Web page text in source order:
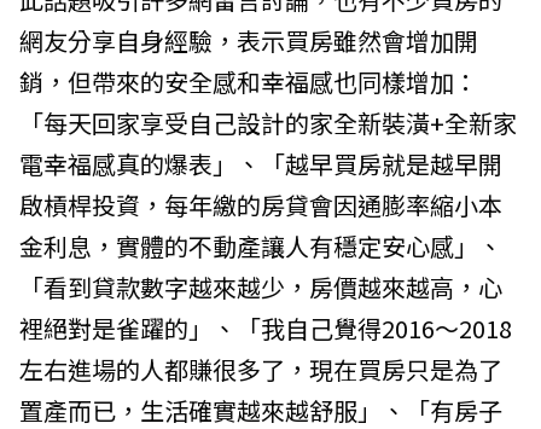
網友分享自身經驗，表示買房雖然會增加開
銷，但帶來的安全感和幸福感也同樣增加：
「每天回家享受自己設計的家全新裝潢+全新家
電幸福感真的爆表」、「越早買房就是越早開
啟槓桿投資，每年繳的房貸會因通膨率縮小本
金利息，實體的不動產讓人有穩定安心感」、
「看到貸款數字越來越少，房價越來越高，心
裡絕對是雀躍的」、「我自己覺得2016～2018
左右進場的人都賺很多了，現在買房只是為了
置產而已，生活確實越來越舒服」、「有房子